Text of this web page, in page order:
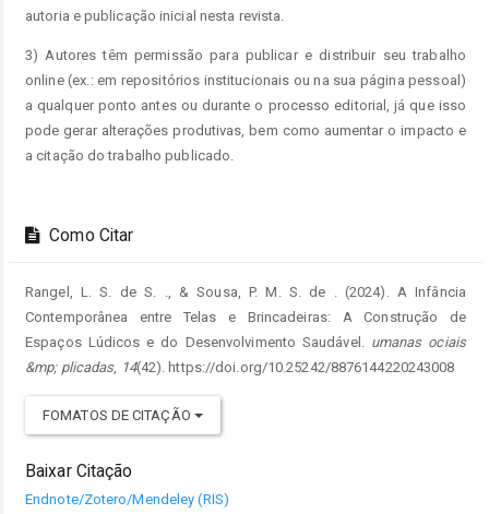
autoria e publicação inicial nesta revista.
3) Autores têm permissão para publicar e distribuir seu trabalho
online (ex.: em repositórios institucionais ou na sua página pessoal)
a qualquer ponto antes ou durante o processo editorial, já que isso
pode gerar alterações produtivas, bem como aumentar o impacto e
a citação do trabalho publicado.
Como Citar
Rangel, L. S. de S. ., & Sousa, P. M. S. de . (2024). A Infância
Contemporânea entre Telas e Brincadeiras: A Construção de
Espaços Lúdicos e do Desenvolvimento Saudável. umanas ociais
&mp; plicadas, 14(42). https://doi.org/10.25242/8876144220243008
FOMATOS DE CITAÇÃO
Baixar Citação
Endnote/Zotero/Mendeley (RIS)